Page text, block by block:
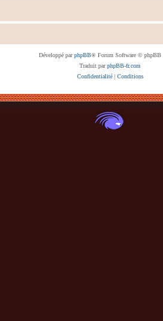
Développé parphpBB® Forum Software © phpBB
Traduit parphpBB-fr.com
Confidentialité| Conditions